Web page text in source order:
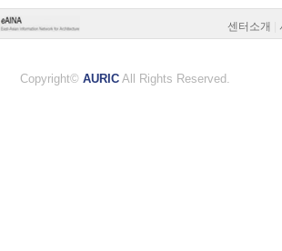
센터소개
Copyright© AURIC All Rights Reserved.